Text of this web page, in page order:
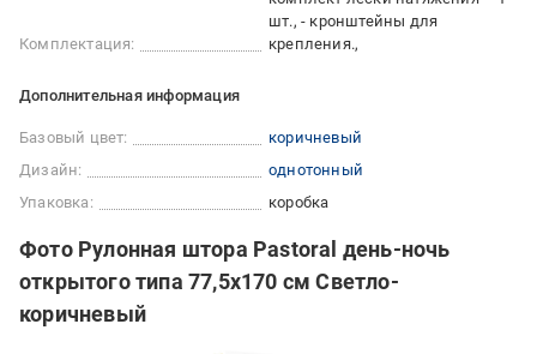
Комплектация:
шт., - кронштейны для
крепления.,
Дополнительная информация
Базовый цвет:
коричневый
Дизайн:
однотонный
Упаковка:
коробка
Фото Рулонная штора Pastoral день-ночь
открытого типа 77,5х170 см Светло-
коричневый